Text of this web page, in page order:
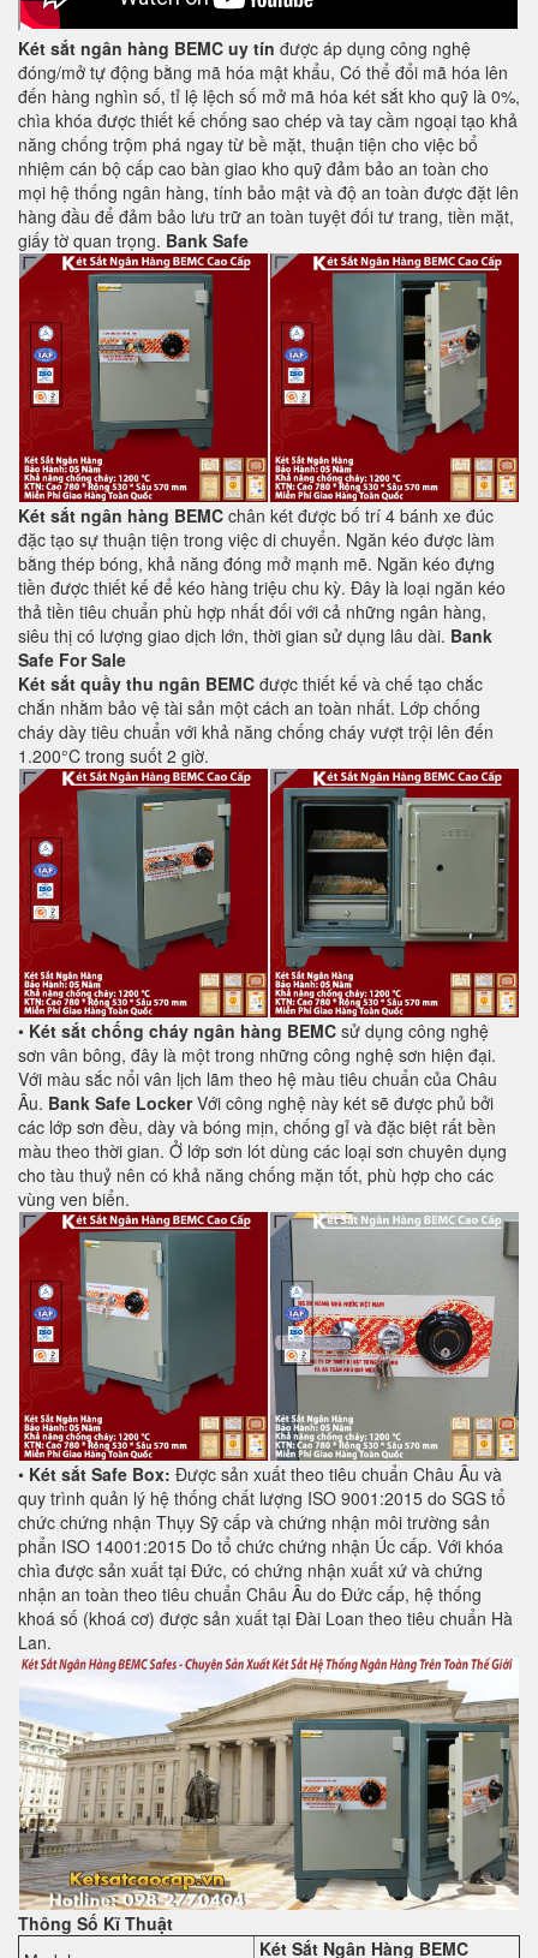
Két sắt ngân hàng BEMC uy tín được áp dụng công nghệ
đóng/mở tự động bằng mã hóa mật khẩu, Có thể đổi mã hóa lên
đến hàng nghìn số, tỉ lệ lệch số mở mã hóa két sắt kho quỹ là 0%,
chìa khóa được thiết kế chống sao chép và tay cầm ngoại tạo khả
năng chống trộm phá ngay từ bề mặt, thuận tiện cho việc bổ
nhiệm cán bộ cấp cao bàn giao kho quỹ đảm bảo an toàn cho
mọi hệ thống ngân hàng, tính bảo mật và độ an toàn được đặt lên
hàng đầu để đảm bảo lưu trữ an toàn tuyệt đối tư trang, tiền mặt,
giấy tờ quan trọng. Bank Safe
Két sắt ngân hàng BEMC chân két được bố trí 4 bánh xe đúc
đặc tạo sự thuận tiện trong việc di chuyển. Ngăn kéo được làm
bằng thép bóng, khả năng đóng mở mạnh mẽ. Ngăn kéo đựng
tiền được thiết kế để kéo hàng triệu chu kỳ. Đây là loại ngăn kéo
thả tiền tiêu chuẩn phù hợp nhất đối với cả những ngân hàng,
siêu thị có lượng giao dịch lớn, thời gian sử dụng lâu dài. Bank
Safe For Sale
Két sắt quầy thu ngân BEMC được thiết kế và chế tạo chắc
chắn nhằm bảo vệ tài sản một cách an toàn nhất. Lớp chống
cháy dày tiêu chuẩn với khả năng chống cháy vượt trội lên đến
1.200°C trong suốt 2 giờ.
• Két sắt chống cháy ngân hàng BEMC sử dụng công nghệ
sơn vân bông, đây là một trong những công nghệ sơn hiện đại.
Với màu sắc nổi vân lịch lãm theo hệ màu tiêu chuẩn của Châu
Âu. Bank Safe LockerVới công nghệ này két sẽ được phủ bởi
các lớp sơn đều, dày và bóng mịn, chống gỉ và đặc biệt rất bền
màu theo thời gian. Ở lớp sơn lót dùng các loại sơn chuyên dụng
cho tàu thuỷ nên có khả năng chống mặn tốt, phù hợp cho các
vùng ven biển.
• Két sắt Safe Box: Được sản xuất theo tiêu chuẩn Châu Âu và
quy trình quản lý hệ thống chất lượng ISO 9001:2015 do SGS tổ
chức chứng nhận Thụy Sỹ cấp và chứng nhận môi trường sản
phẩn ISO 14001:2015 Do tổ chức chứng nhận Úc cấp. Với khóa
chìa được sản xuất tại Đức, có chứng nhận xuất xứ và chứng
nhận an toàn theo tiêu chuẩn Châu Âu do Đức cấp, hệ thống
khoá số (khoá cơ) được sản xuất tại Đài Loan theo tiêu chuẩn Hà
Lan.
Thông Số Kĩ Thuật
Két Sắt Ngân Hàng BEMC